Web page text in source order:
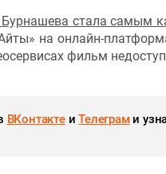
Бурнашева стала
на онлайн-
фильм
ВКонтактеиТелеграми